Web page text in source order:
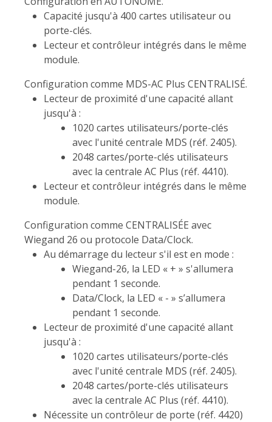
Capacité jusqu'à 400 cartes utilisateur ou
porte-clés.
Lecteur et contrôleur intégrés dans le même
module.
Configuration comme MDS-AC Plus CENTRALISÉ.
Lecteur de proximité d'une capacité allant
jusqu'à :
1020 cartes utilisateurs/porte-clés
avec l'unité centrale MDS (réf. 2405).
2048 cartes/porte-clés utilisateurs
avec la centrale AC Plus (réf. 4410).
Lecteur et contrôleur intégrés dans le même
module.
Configuration comme CENTRALISÉE avec
Wiegand 26 ou protocole Data/Clock.
Au démarrage du lecteur s'il est en mode :
Wiegand-26, la LED « + » s'allumera
pendant 1 seconde.
Data/Clock, la LED « - » s’allumera
pendant 1 seconde.
Lecteur de proximité d'une capacité allant
jusqu'à :
1020 cartes utilisateurs/porte-clés
avec l'unité centrale MDS (réf. 2405).
2048 cartes/porte-clés utilisateurs
avec la centrale AC Plus (réf. 4410).
Nécessite un contrôleur de porte (réf. 4420)